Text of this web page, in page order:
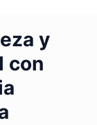
y
con